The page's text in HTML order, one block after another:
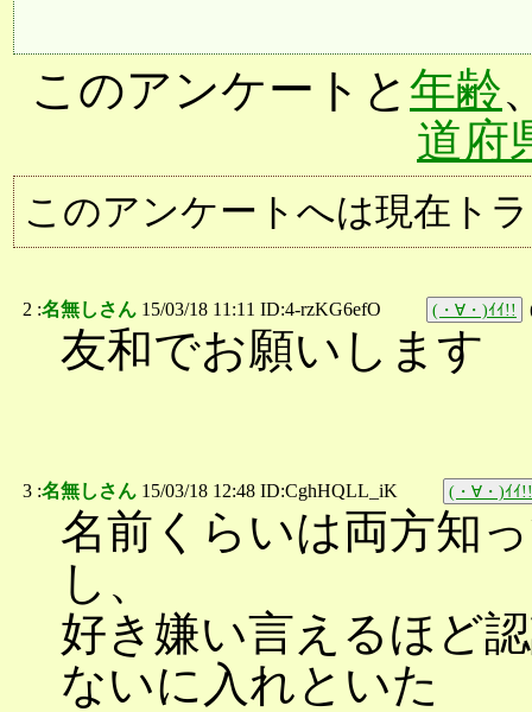
このアンケートと 年齢
道府
このアンケートへは現在ト
2 :名無しさん 15/03/18 11:11 ID:4-rzKG6efO (・∀・)ｲｲ!!
友和でお願いします
3 :名無しさん 15/03/18 12:48 ID:CghHQLL_iK (・∀・)ｲｲ!!
名前くらいは両方知
し、
好き嫌い言えるほど
ないに入れといた